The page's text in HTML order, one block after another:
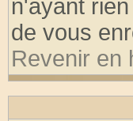
n'ayant
de vous
Revenir en